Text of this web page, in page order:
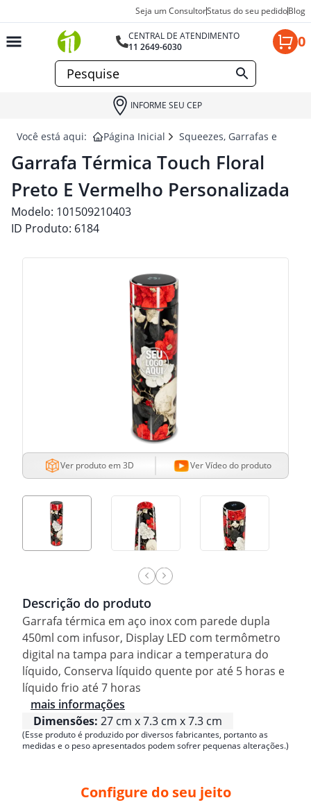
Seja um ConsultorStatus do seu pedidoBlog
CENTRAL DE ATENDIMENTO
11 2649-6030
0
INFORME SEU CEP
Você está aqui: Página Inicial Squeezes, Garrafas e
Garrafa Térmica Touch Floral
Preto E Vermelho Personalizada
Modelo: 101509210403
ID Produto: 6184
Ver produto em 3D Ver Vídeo do produto
Descrição do produto
Garrafa térmica em aço inox com parede dupla
450ml com infusor, Display LED com termômetro
digital na tampa para indicar a temperatura do
líquido, Conserva líquido quente por até 5 horas e
líquido frio até 7 horas
mais informações
Dimensões: 27 cm x 7.3 cm x 7.3 cm
(Esse produto é produzido por diversos fabricantes, portanto as
medidas e o peso apresentados podem sofrer pequenas alterações.)
Configure do seu jeito